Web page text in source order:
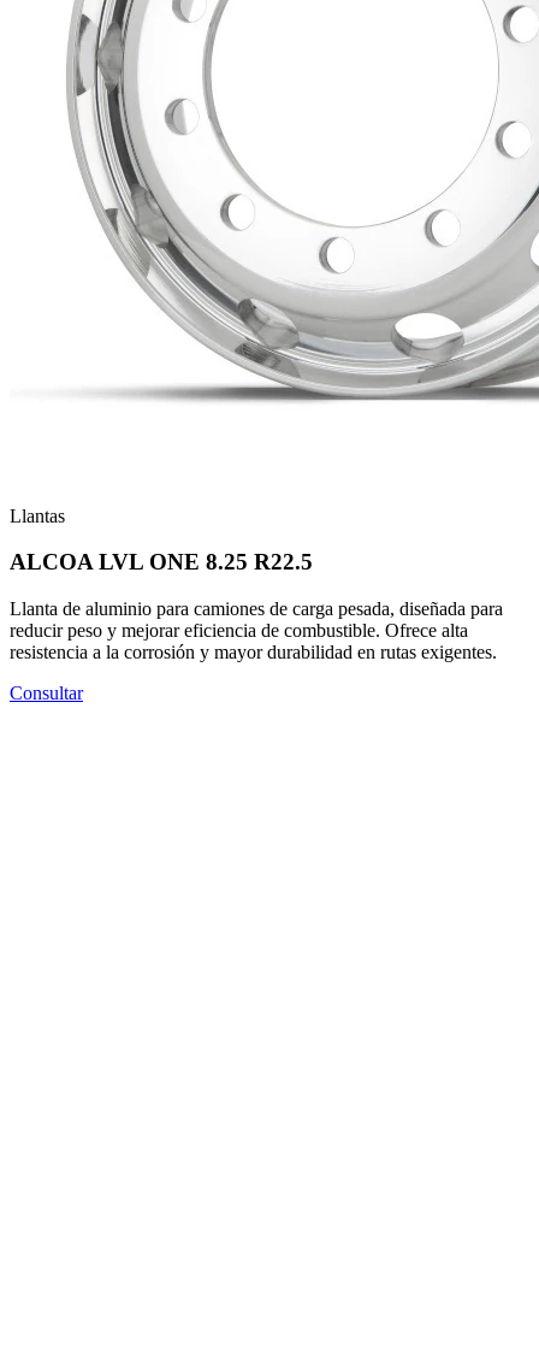
Llantas
ALCOA LVL ONE 8.25 R22.5
Llanta de aluminio para camiones de carga pesada, diseñada para
reducir peso y mejorar eficiencia de combustible. Ofrece alta
resistencia a la corrosión y mayor durabilidad en rutas exigentes.
Consultar